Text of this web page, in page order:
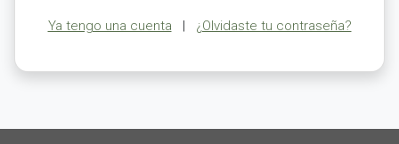
Ya tengo una cuenta | ¿Olvidaste tu contraseña?